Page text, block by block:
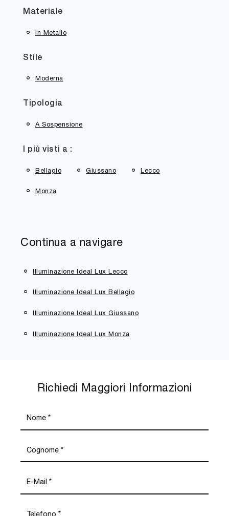
Materiale
In Metallo
Stile
Moderna
Tipologia
A Sospensione
I più visti a :
Bellagio Giussano Lecco
Monza
Continua a navigare
Illuminazione Ideal Lux Lecco
Illuminazione Ideal Lux Bellagio
Illuminazione Ideal Lux Giussano
Illuminazione Ideal Lux Monza
Richiedi Maggiori Informazioni